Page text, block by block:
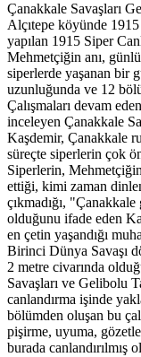
Çanakkale Savaşları
Alçıtepe köyünde
yapılan 1915 Siper
Mehmetçiğin anı,
siperlerde yaşanan bir
uzunluğunda ve 12
Çalışmaları devam
inceleyen Çanakkale
Kaşdemir, Çanakkale
süreçte siperlerin çok
Siperlerin, Mehmetçiğin
ettiği, kimi zaman
çıkmadığı, "Çanakkale
olduğunu ifade eden
en çetin yaşandığı
Birinci Dünya Savaşı
2 metre civarında
Savaşları ve Gelibolu
canlandırma işinde
bölümden oluşan bu
pişirme, uyuma,
burada canlandırılmış